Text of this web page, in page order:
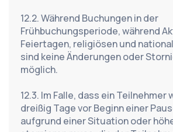
12.2. Während Buchungen in der
Frühbuchungsperiode, während
Feiertagen, religiösen und
sind keine Änderungen oder
möglich.
12.3. Im Falle, dass ein Teilnehmer
dreißig Tage vor Beginn einer
aufgrund einer Situation oder